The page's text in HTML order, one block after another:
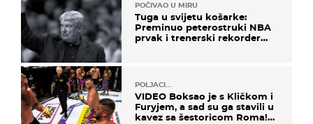
POČIVAO U MIRU
Tuga u svijetu košarke:
Preminuo peterostruki NBA
prvak i trenerski rekorder
POLJACI...
VIDEO Boksao je s Kličkom i
Furyjem, a sad su ga stavili u
kavez sa šestoricom Roma!